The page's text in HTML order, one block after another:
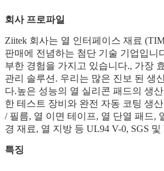
회사 프로파일
Ziitek 회사는 열 인터페이스 재료
판매에 전념하는 첨단 기술 기업입니
부한 경험을 가지고 있습니다., 가장
관리 솔루션. 우리는 많은 진보 된 생
다.높은 성능의 열 실리콘 패드의 생
한 테스트 장비와 완전 자동 코팅 생
/ 필름, 열 이면 테이프, 열 단열 패드,
경 재료, 열 지방 등 UL94 V-0, SGS
특징